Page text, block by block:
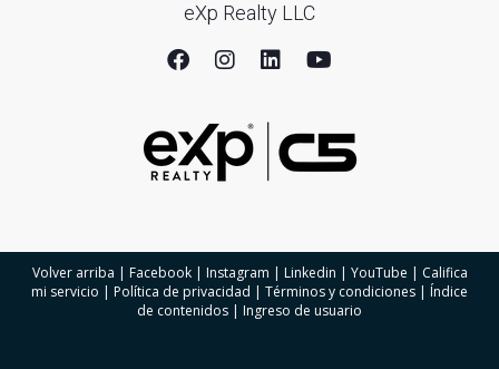
eXp Realty LLC
Volver arriba | Facebook| Instagram | Linkedin | YouTube | Califica
mi servicio | Política de privacidad | Términos y condiciones | Índice
de contenidos | Ingreso de usuario